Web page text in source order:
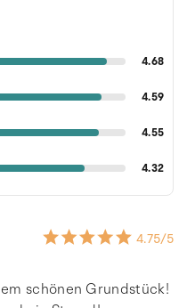
4.68
4.59
4.55
4.32
4.75/5
schönen Grundstück!